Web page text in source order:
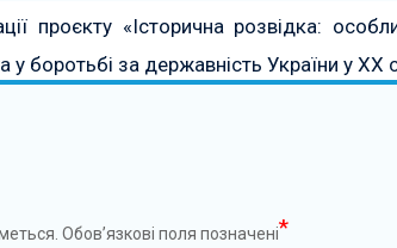
проєкту «Історична розвідка:
боротьбі за державність України у ХХ
Обов’язкові поля позначені*